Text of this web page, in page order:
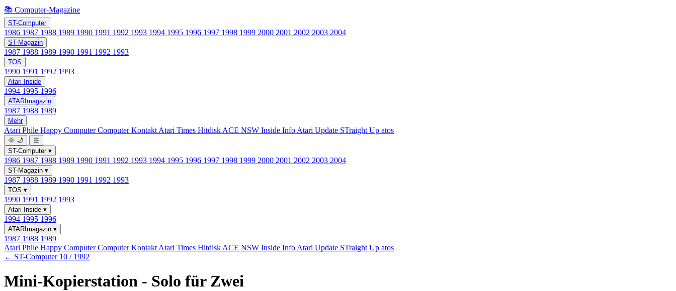
📚 Computer-Magazine
ST-Computer
1986 1987 1988 1989 1990 1991 1992 1993 1994 1995 1996 1997 1998 1999 2000 2001 2002 2003 2004
ST-Magazin
1987 1988 1989 1990 1991 1992 1993
TOS
1990 1991 1992 1993
Atari Inside
1994 1995 1996
ATARImagazin
1987 1988 1989
Mehr
Atari Phile Happy ComputerComputer Kontakt Atari Times Hitdisk ACE NSW Inside Info Atari Update STraight Up atos
🌞 🌙
☰
ST-Computer ▾
1986 1987 1988 1989 1990 1991 1992 1993 1994 1995 1996 1997 1998 1999 2000 2001 2002 2003 2004
ST-Magazin ▾
1987 1988 1989 1990 1991 1992 1993
TOS ▾
1990 1991 1992 1993
Atari Inside ▾
1994 1995 1996
ATARImagazin ▾
1987 1988 1989
Atari Phile Happy ComputerComputer Kontakt Atari Times Hitdisk ACE NSW Inside Info Atari Update STraight Up atos
← ST-Computer 10 / 1992
Mini-Kopierstation - Solo für Zwei